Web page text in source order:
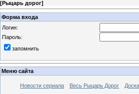
[Рыцарь дорог]
Форма входа
Логин:
Пароль:
запомнить
Меню сайта
Новости сериала Весь Рыцарь Дорог